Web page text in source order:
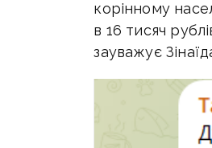
корінному
в 16 тисяч
зауважує